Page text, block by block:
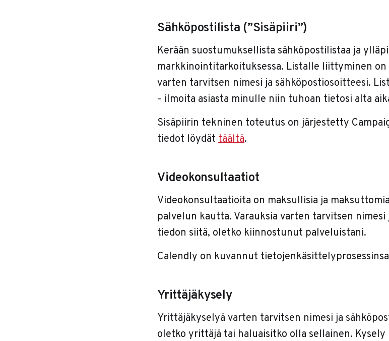
Sähköpostilista (”Sisäpiiri”)
Kerään suostumuksellista sähköpostilistaa ja
markkinointitarkoituksessa. Listalle liittyminen on
varten tarvitsen nimesi ja sähköpostiosoitteesi.
- ilmoita asiasta minulle niin tuhoan tietosi alta
Sisäpiirin tekninen toteutus on järjestetty
tiedot löydät täältä.
Videokonsultaatiot
Videokonsultaatioita on maksullisia ja
palvelun kautta. Varauksia varten tarvitsen nimesi
tiedon siitä, oletko kiinnostunut palveluistani.
Calendly on kuvannut tietojenkäsittelyprosessinsa
Yrittäjäkysely
Yrittäjäkyselyä varten tarvitsen nimesi ja
oletko yrittäjä tai haluaisitko olla sellainen. Kysely